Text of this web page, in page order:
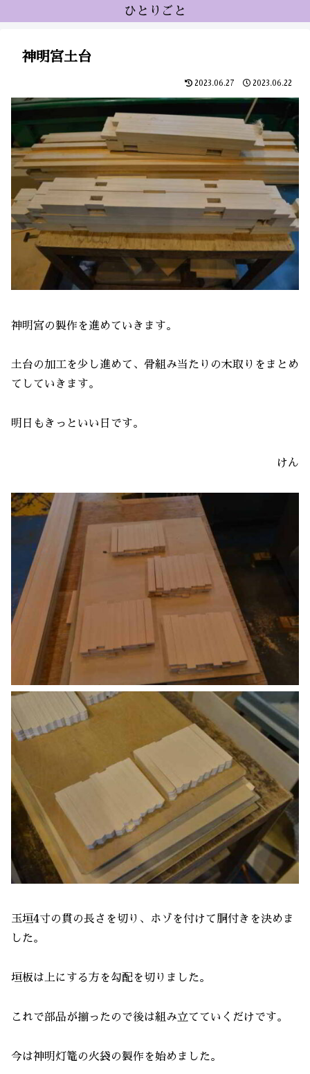
ひとりごと
神明宮土台
2023.06.27 2023.06.22
神明宮の製作を進めていきます。
土台の加工を少し進めて、骨組み当たりの木取りをまとめ
てしていきます。
明日もきっといい日です。
けん
玉垣4寸の貫の長さを切り、ホゾを付けて胴付きを決めま
した。
垣板は上にする方を勾配を切りました。
これで部品が揃ったので後は組み立てていくだけです。
今は神明灯篭の火袋の製作を始めました。